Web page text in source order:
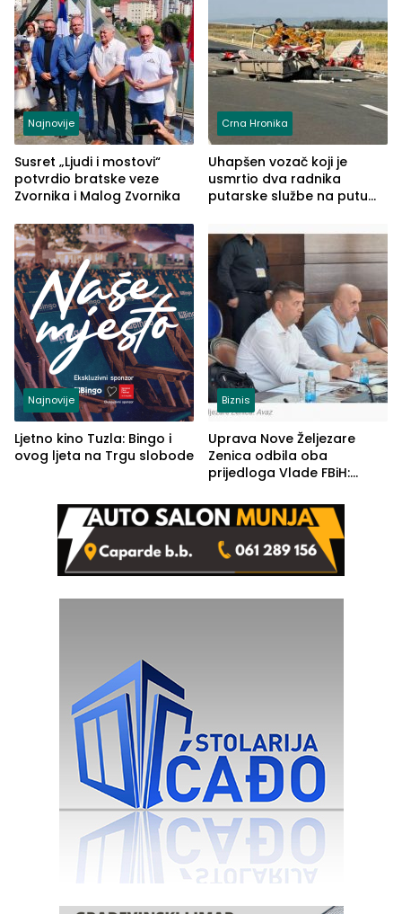
Najnovije
Susret „Ljudi i mostovi“
potvrdio bratske veze
Zvornika i Malog Zvornika
Crna Hronika
Uhapšen vozač koji je
usmrtio dva radnika
putarske službe na putu
(FOTO)
Najnovije
Ljetno kino Tuzla: Bingo i
ovog ljeta na Trgu slobode
Biznis
Uprava Nove Željezare
Zenica odbila oba
prijedloga Vlade FBiH:
rješenje